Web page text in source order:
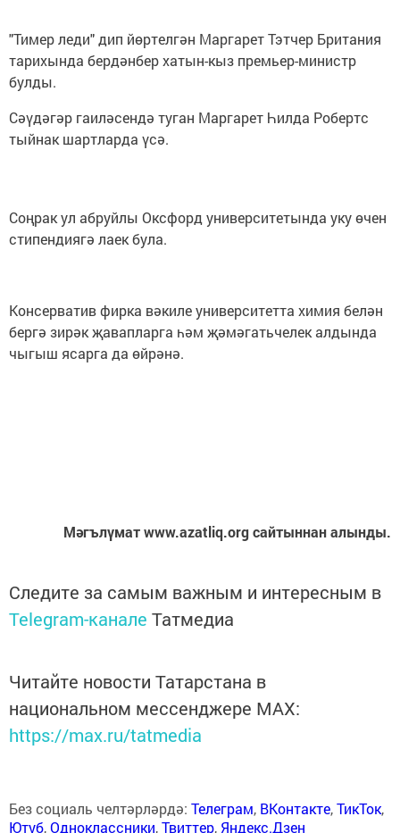
"Тимер леди" дип йөртелгән Маргарет Тэтчер Британия
тарихында бердәнбер хатын-кыз премьер-министр
булды.
Сәүдәгәр гаиләсендә туган Маргарет Һилда Робертс
тыйнак шартларда үсә.
Соңрак ул абруйлы Оксфорд университетында уку өчен
стипендиягә лаек була.
Консерватив фирка вәкиле университетта химия белән
бергә зирәк җавапларга һәм җәмәгатьчелек алдында
чыгыш ясарга да өйрәнә.
Мәгълүмат www.azatliq.org сайтыннан алынды.
Следите за самым важным и интересным в
Telegram-канале Татмедиа
Читайте новости Татарстана в
национальном мессенджере MАХ:
https://max.ru/tatmedia
Без социаль челтәрләрдә: Телеграм, ВКонтакте,ТикТок,
Ютуб,Одноклассники,Твиттер, Яндекс.Дзен